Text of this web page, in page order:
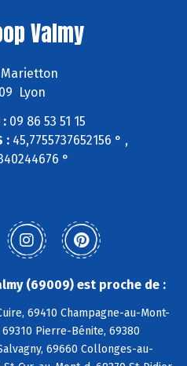
Valmy
Lyon
: 09 86 53 51 15
:45,7755737652156 ° ,
°
(69009) est proche de :
69410 Champagne-au-Mont-
Pierre-Bénite, 69380
69660 Collonges-au-